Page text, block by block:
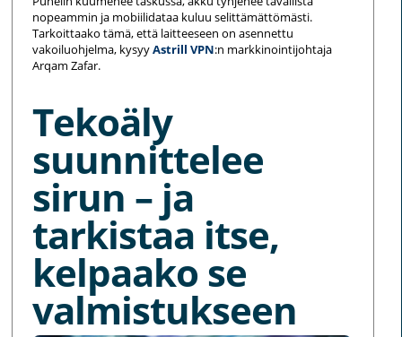
nopeammin ja mobiilidataa kuluu selittämättömästi.
Tarkoittaako tämä, että laitteeseen on asennettu
vakoiluohjelma, kysyyAstrill VPN:n markkinointijohtaja
Arqam Zafar.
Tekoäly
suunnittelee
sirun – ja
tarkistaa itse,
kelpaako se
valmistukseen